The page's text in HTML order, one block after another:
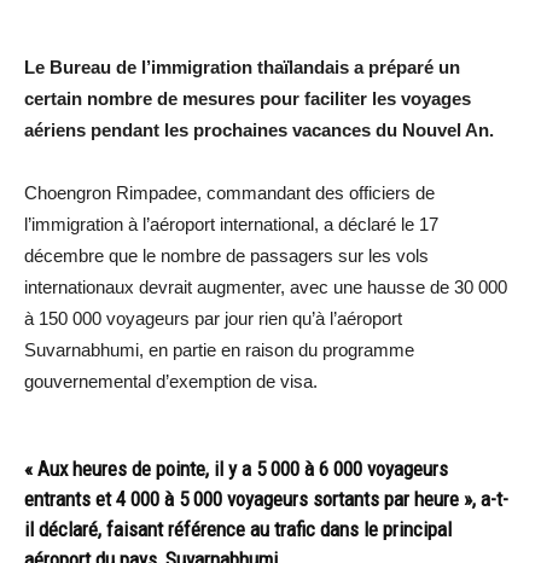
Le Bureau de l’immigration thaïlandais a préparé un
certain nombre de mesures pour faciliter les voyages
aériens pendant les prochaines vacances du Nouvel An.
Choengron Rimpadee, commandant des officiers de
l’immigration à l’aéroport international, a déclaré le 17
décembre que le nombre de passagers sur les vols
internationaux devrait augmenter, avec une hausse de 30 000
à 150 000 voyageurs par jour rien qu’à l’aéroport
Suvarnabhumi, en partie en raison du programme
gouvernemental d’exemption de visa.
« Aux heures de pointe, il y a 5 000 à 6 000 voyageurs
entrants et 4 000 à 5 000 voyageurs sortants par heure », a-t-
il déclaré, faisant référence au trafic dans le principal